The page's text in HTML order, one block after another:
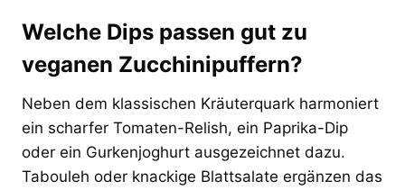
Welche Dips passen gut zu
veganen Zucchinipuffern?
Neben dem klassischen Kräuterquark harmoniert
ein scharfer Tomaten-Relish, ein Paprika-Dip
oder ein Gurkenjoghurt ausgezeichnet dazu.
Tabouleh oder knackige Blattsalate ergänzen das